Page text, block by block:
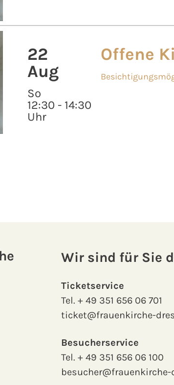
22
Aug
So
12:30 - 14:30
Uhr
Offene
Wir sind für Sie
Ticketservice
Tel.+ 49 351 656 06 701
ticket@frauenkirche-
Besucherservice
Tel.+ 49 351 656 06 100
besucher@frauenkirche-